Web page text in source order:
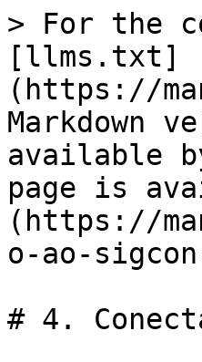
> For the
[llms.txt]
(https://
Markdown
available
page is
(https://
o-ao-
# 4.